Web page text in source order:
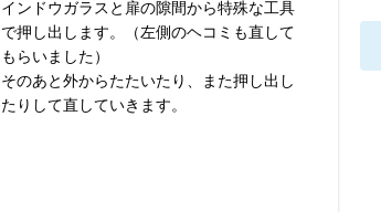
インドウガラスと扉の隙間から特殊な工具
で押し出します。（左側のヘコミも直して
もらいました）
そのあと外からたたいたり、また押し出し
たりして直していきます。